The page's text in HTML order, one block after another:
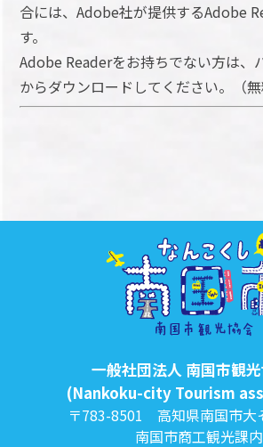
合には、Adobe社が提供するAdobe
す。
Adobe Readerをお持ちでない方は、
からダウンロードしてください。（無
一般社団法人 南国市観
(Nankoku-city Tourism
〒783-8501 高知県南国市大
南国市商工観光課内